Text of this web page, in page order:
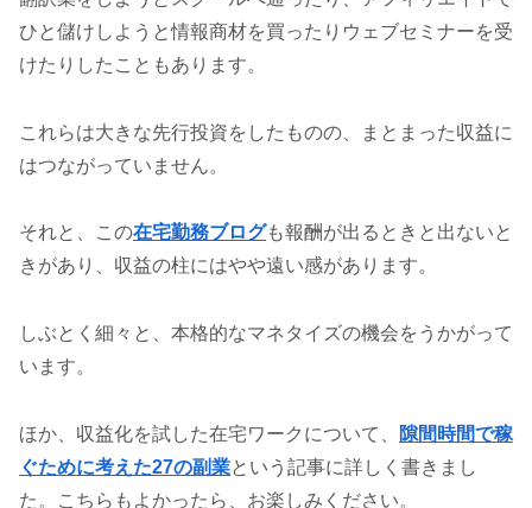
ひと儲けしようと情報商材を買ったりウェブセミナーを受
けたりしたこともあります。
これらは大きな先行投資をしたものの、まとまった収益に
はつながっていません。
それと、この在宅勤務ブログも報酬が出るときと出ないと
きがあり、収益の柱にはやや遠い感があります。
しぶとく細々と、本格的なマネタイズの機会をうかがって
います。
ほか、収益化を試した在宅ワークについて、
隙間時間で稼
ぐために考えた27の副業という記事に詳しく書きまし
た。こちらもよかったら、お楽しみください。